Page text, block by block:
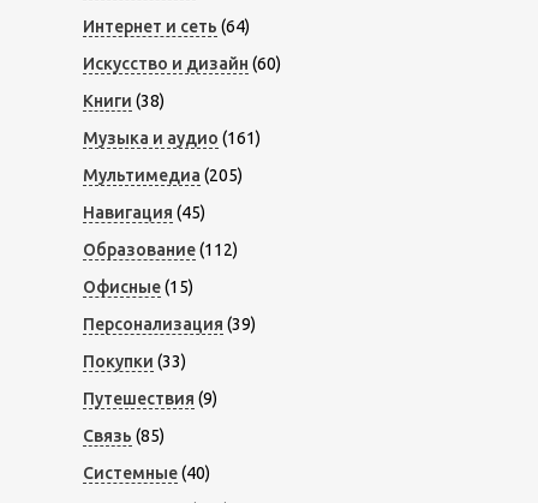
Интернет и сеть (64)
Искусство и дизайн (60)
Книги (38)
Музыка и аудио (161)
Мультимедиа (205)
Навигация (45)
Образование(112)
Офисные(15)
Персонализация (39)
Покупки (33)
Путешествия (9)
Связь (85)
Системные(40)